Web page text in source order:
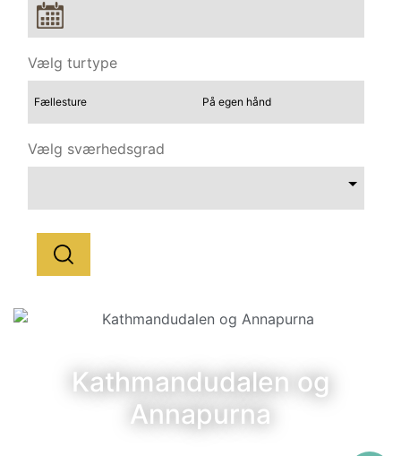
Vælg turtype
Fællesture På egen hånd
Vælg sværhedsgrad
Kathmandudalen og
Annapurna